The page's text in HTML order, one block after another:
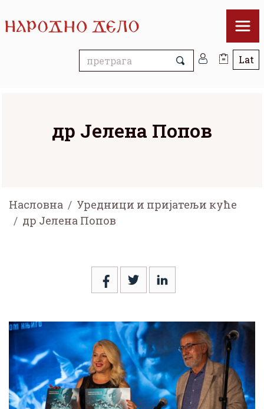
др Јелена Попов
Насловна
Уредници и пријатељи куће
др Јелена Попов